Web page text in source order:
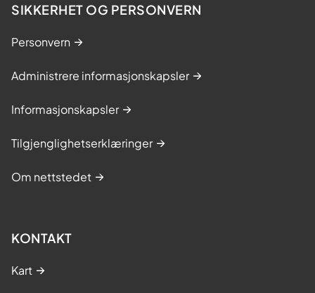
SIKKERHET OG PERSONVERN
Personvern
Administrere informasjonskapsler
Informasjonskapsler
Tilgjenglighetserklæringer
Om nettstedet
KONTAKT
Kart